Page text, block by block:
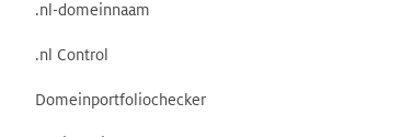
.nl-domeinnaam
.nl Control
Domeinportfoliochecker